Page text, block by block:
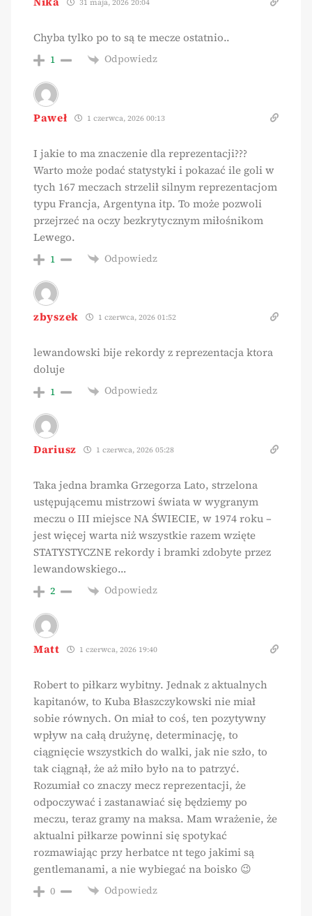
31 maja, 2026 20:04
Chyba tylko po to są te mecze ostatnio..
1 Odpowiedz
Paweł 1 czerwca, 2026 00:13
I jakie to ma znaczenie dla reprezentacji???
Warto może podać statystyki i pokazać ile goli w
tych 167 meczach strzelił silnym reprezentacjom
typu Francja, Argentyna itp. To może pozwoli
przejrzeć na oczy bezkrytycznym miłośnikom
Lewego.
1 Odpowiedz
zbyszek 1 czerwca, 2026 01:52
lewandowski bije rekordy z reprezentacja ktora
doluje
1 Odpowiedz
Dariusz 1 czerwca, 2026 05:28
Taka jedna bramka Grzegorza Lato, strzelona
ustępującemu mistrzowi świata w wygranym
meczu o III miejsce NA ŚWIECIE, w 1974 roku –
jest więcej warta niż wszystkie razem wzięte
STATYSTYCZNE rekordy i bramki zdobyte przez
lewandowskiego…
2 Odpowiedz
Matt 1 czerwca, 2026 19:40
Robert to piłkarz wybitny. Jednak z aktualnych
kapitanów, to Kuba Błaszczykowski nie miał
sobie równych. On miał to coś, ten pozytywny
wpływ na całą drużynę, determinację, to
ciągnięcie wszystkich do walki, jak nie szło, to
tak ciągnął, że aż miło było na to patrzyć.
Rozumiał co znaczy mecz reprezentacji, że
odpoczywać i zastanawiać się będziemy po
meczu, teraz gramy na maksa. Mam wrażenie, że
aktualni piłkarze powinni się spotykać
rozmawiając przy herbatce nt tego jakimi są
gentlemanami, a nie wybiegać na boisko 😉
0 Odpowiedz